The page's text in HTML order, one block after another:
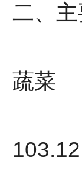
二、
蔬菜
103.12